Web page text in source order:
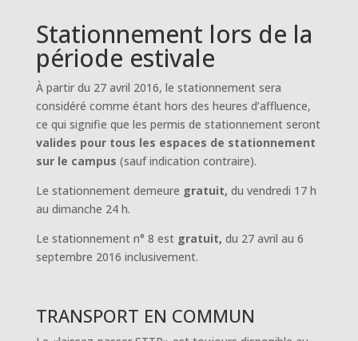
Stationnement lors de la
période estivale
À partir du 27 avril 2016, le stationnement sera
considéré comme étant hors des heures d’affluence,
ce qui signifie que les permis de stationnement seront
valides pour tous les espaces de stationnement
sur le campus (sauf indication contraire).
Le stationnement demeure gratuit, du vendredi 17 h
au dimanche 24 h.
Le stationnement n° 8 est gratuit, du 27 avril au 6
septembre 2016 inclusivement.
TRANSPORT EN COMMUN